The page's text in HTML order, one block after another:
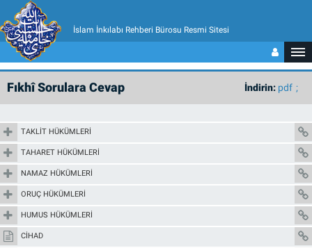
İslam İnkılabı Rehberi Bürosu Resmi Sitesi
İndirin: pdf
Fıkhî Sorulara Cevap
TAKLİT HÜKÜMLERİ
TAHARET HÜKÜMLERİ
NAMAZ HÜKÜMLERİ
ORUÇ HÜKÜMLERİ
HUMUS HÜKÜMLERİ
CİHAD